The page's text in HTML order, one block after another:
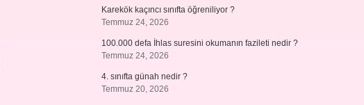
Karekök kaçıncı sınıfta öğreniliyor ?
Temmuz 24, 2026
100.000 defa İhlas suresini okumanın fazileti nedir ?
Temmuz 24, 2026
4. sınıfta günah nedir ?
Temmuz 20, 2026